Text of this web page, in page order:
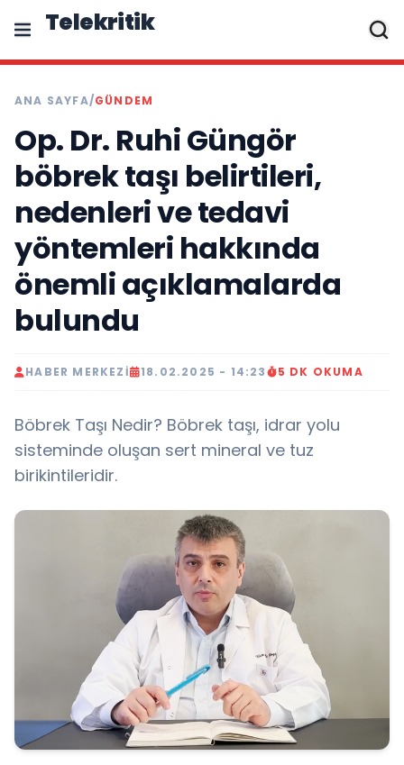
Telekritik
ANA SAYFA/GÜNDEM
Op. Dr. Ruhi Güngör
böbrek taşı belirtileri,
nedenleri ve tedavi
yöntemleri hakkında
önemli açıklamalarda
bulundu
HABER MERKEZI 18.02.2025 - 14:23 5 DK OKUMA
Böbrek Taşı Nedir? Böbrek taşı, idrar yolu
sisteminde oluşan sert mineral ve tuz
birikintileridir.